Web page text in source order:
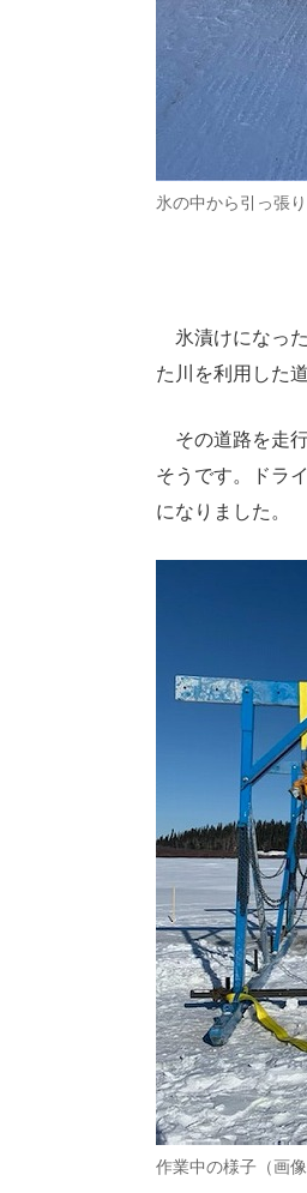
氷の中から引っ張
氷漬けになっ
た川を利用した
その道路を走
そうです。ドラ
になりました。
作業中の様子（画